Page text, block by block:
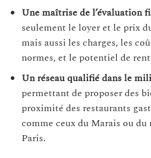
Une maîtrise de l’évaluation
seulement le loyer et le prix
mais aussi les charges, les
normes, et le potentiel de
Un réseau qualifié dans le
permettant de proposer des
proximité des restaurants
comme ceux du Marais ou
Paris.